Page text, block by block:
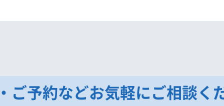
ご予約などお気軽にご相談く